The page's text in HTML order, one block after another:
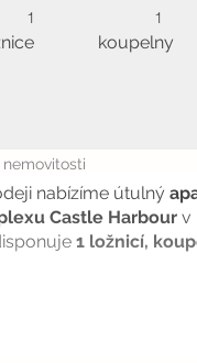
1 1
koupelny
nemovitosti
nabízíme útulný
Castle Harbour v
1 ložnicí,